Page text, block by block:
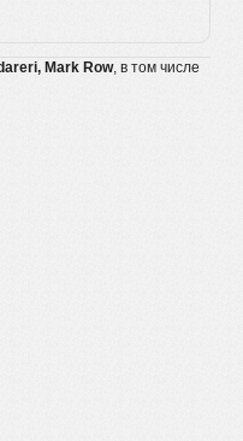
Mark Row, в том числе